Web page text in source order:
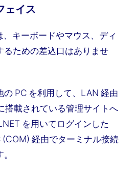
ェイス
キーボードやマウス、ディ
るための差込口はありませ
PC を利用して、LAN 経由
載されている管理サイトへ
を用いてログインした
経由でターミナル接続